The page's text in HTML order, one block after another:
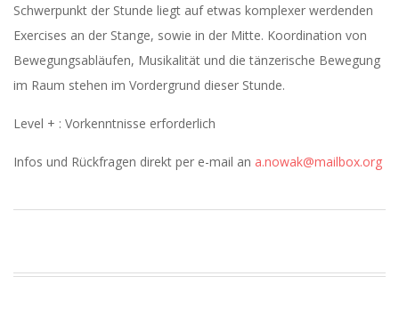
Schwerpunkt der Stunde liegt auf etwas komplexer werdenden
Exercises an der Stange, sowie in der Mitte. Koordination von
Bewegungsabläufen, Musikalität und die tänzerische Bewegung
im Raum stehen im Vordergrund dieser Stunde.
Level + : Vorkenntnisse erforderlich
Infos und Rückfragen direkt per e-mail an a.nowak@mailbox.org
30